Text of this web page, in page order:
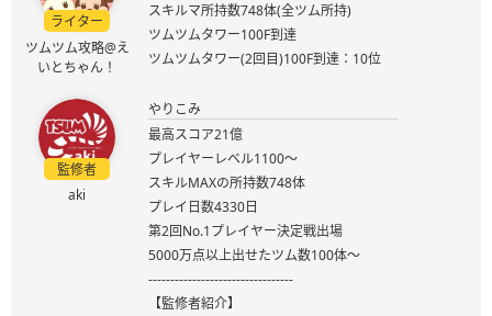
ライター
ツムツム攻略@え
いとちゃん！
スキルマ所持数748体(全ツム所持)
ツムツムタワー100F到達
ツムツムタワー(2回目)100F到達：10位
監修者
aki
やりこみ
最高スコア21億
プレイヤーレベル1100～
スキルMAXの所持数748体
プレイ日数4330日
第2回No.1プレイヤー決定戦出場
5000万点以上出せたツム数100体～
---------------------------------
【監修者紹介】